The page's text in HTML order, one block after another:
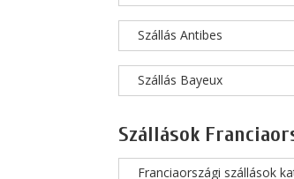
Szállás Antibes
Szállás Bayeux
Szállások
Franciaországi szállások